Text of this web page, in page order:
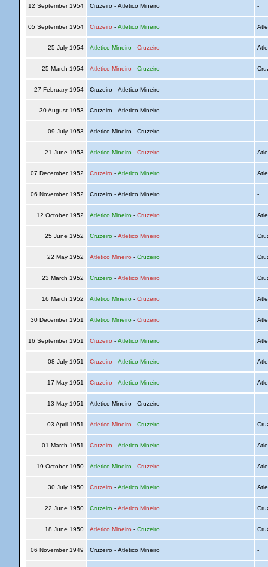
12 September 1954 Cruzeiro - Atletico Mineiro -
05 September 1954 Cruzeiro - Atletico Mineiro
25 July 1954 Atletico Mineiro- Cruzeiro
25 March 1954 Atletico Mineiro - Cruzeiro
27 February 1954 Cruzeiro - Atletico Mineiro -
30 August 1953 Cruzeiro - Atletico Mineiro -
09 July 1953 Atletico Mineiro - Cruzeiro -
21 June 1953 Atletico Mineiro- Cruzeiro
07 December 1952 Cruzeiro - Atletico Mineiro
06 November 1952 Cruzeiro - Atletico Mineiro -
12 October 1952 Atletico Mineiro- Cruzeiro
25 June 1952 Cruzeiro- Atletico Mineiro
22 May 1952 Atletico Mineiro - Cruzeiro
23 March 1952 Cruzeiro- Atletico Mineiro
16 March 1952 Atletico Mineiro- Cruzeiro
30 December 1951 Atletico Mineiro- Cruzeiro
16 September 1951 Cruzeiro - Atletico Mineiro
08 July 1951 Cruzeiro - Atletico Mineiro
17 May 1951 Cruzeiro - Atletico Mineiro
13 May 1951 Atletico Mineiro - Cruzeiro -
03 April 1951 Atletico Mineiro - Cruzeiro
01 March 1951 Cruzeiro - Atletico Mineiro
19 October 1950 Atletico Mineiro- Cruzeiro
30 July 1950 Cruzeiro - Atletico Mineiro
22 June 1950 Cruzeiro- Atletico Mineiro
18 June 1950 Atletico Mineiro - Cruzeiro
06 November 1949 Cruzeiro - Atletico Mineiro -